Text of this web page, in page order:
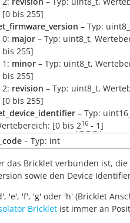
[0 bis 255]
– Typ:
0: major – Typ: uint8_t,
bis 255]
1: minor – Typ: uint8_t,
bis 255]
2: revision – Typ: uint8_t,
[0 bis 255]
– Typ:
[0 bis 216 - 1]
– Typ: int
das Bricklet verbunden ist, die
sowie den Device
'e', 'f', 'g' oder 'h' (Bricklet
Bricklet ist immer an